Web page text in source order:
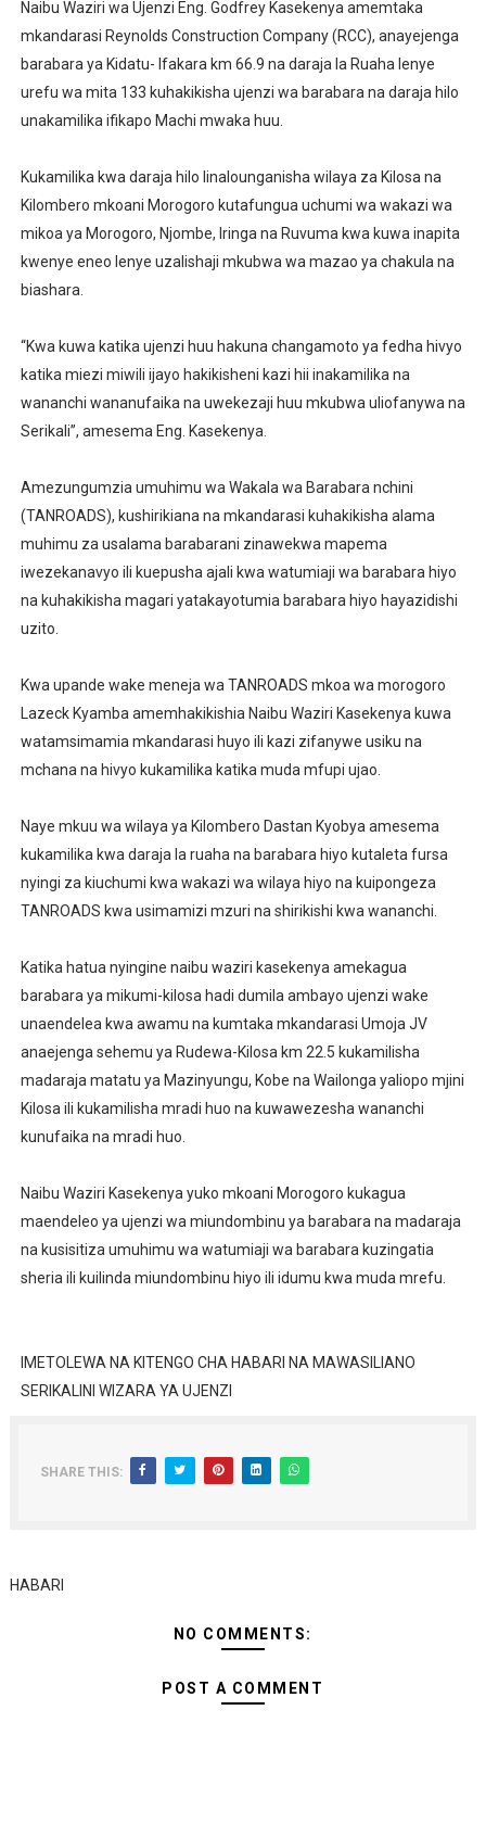
Naibu Waziri wa Ujenzi Eng. Godfrey Kasekenya amemtaka
mkandarasi Reynolds Construction Company (RCC), anayejenga
barabara ya Kidatu- Ifakara km 66.9 na daraja la Ruaha lenye
urefu wa mita 133 kuhakikisha ujenzi wa barabara na daraja hilo
unakamilika ifikapo Machi mwaka huu.
Kukamilika kwa daraja hilo linalounganisha wilaya za Kilosa na
Kilombero mkoani Morogoro kutafungua uchumi wa wakazi wa
mikoa ya Morogoro, Njombe, Iringa na Ruvuma kwa kuwa inapita
kwenye eneo lenye uzalishaji mkubwa wa mazao ya chakula na
biashara.
“Kwa kuwa katika ujenzi huu hakuna changamoto ya fedha hivyo
katika miezi miwili ijayo hakikisheni kazi hii inakamilika na
wananchi wananufaika na uwekezaji huu mkubwa uliofanywa na
Serikali”, amesema Eng. Kasekenya.
Amezungumzia umuhimu wa Wakala wa Barabara nchini
(TANROADS), kushirikiana na mkandarasi kuhakikisha alama
muhimu za usalama barabarani zinawekwa mapema
iwezekanavyo ili kuepusha ajali kwa watumiaji wa barabara hiyo
na kuhakikisha magari yatakayotumia barabara hiyo hayazidishi
uzito.
Kwa upande wake meneja wa TANROADS mkoa wa morogoro
Lazeck Kyamba amemhakikishia Naibu Waziri Kasekenya kuwa
watamsimamia mkandarasi huyo ili kazi zifanywe usiku na
mchana na hivyo kukamilika katika muda mfupi ujao.
Naye mkuu wa wilaya ya Kilombero Dastan Kyobya amesema
kukamilika kwa daraja la ruaha na barabara hiyo kutaleta fursa
nyingi za kiuchumi kwa wakazi wa wilaya hiyo na kuipongeza
TANROADS kwa usimamizi mzuri na shirikishi kwa wananchi.
Katika hatua nyingine naibu waziri kasekenya amekagua
barabara ya mikumi-kilosa hadi dumila ambayo ujenzi wake
unaendelea kwa awamu na kumtaka mkandarasi Umoja JV
anaejenga sehemu ya Rudewa-Kilosa km 22.5 kukamilisha
madaraja matatu ya Mazinyungu, Kobe na Wailonga yaliopo mjini
Kilosa ili kukamilisha mradi huo na kuwawezesha wananchi
kunufaika na mradi huo.
Naibu Waziri Kasekenya yuko mkoani Morogoro kukagua
maendeleo ya ujenzi wa miundombinu ya barabara na madaraja
na kusisitiza umuhimu wa watumiaji wa barabara kuzingatia
sheria ili kuilinda miundombinu hiyo ili idumu kwa muda mrefu.
IMETOLEWA NA KITENGO CHA HABARI NA MAWASILIANO
SERIKALINI WIZARA YA UJENZI
SHARE THIS:
HABARI
NO COMMENTS:
POST A COMMENT